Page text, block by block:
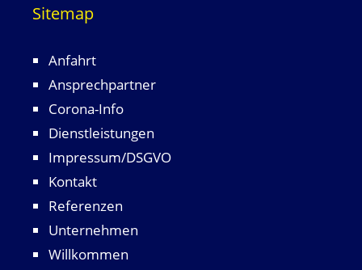
Sitemap
Anfahrt
Ansprechpartner
Corona-Info
Dienstleistungen
Impressum/DSGVO
Kontakt
Referenzen
Unternehmen
Willkommen